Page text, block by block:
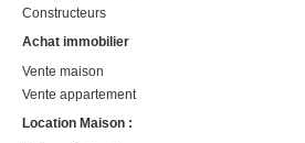
Constructeurs
Achat immobilier
Vente maison
Vente appartement
Location Maison :